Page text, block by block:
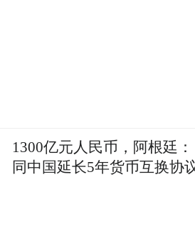
1300亿元人民币，阿根廷：
同中国延长5年货币互换协